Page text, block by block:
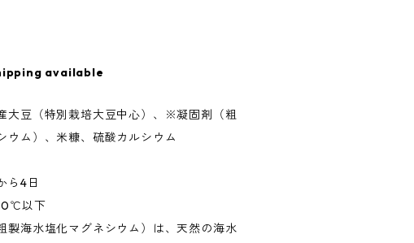
available
大豆（特別栽培大豆中心）、※凝固剤（粗
ウム）、米糠、硫酸カルシウム
ら4日
以下
製海水塩化マグネシウム）は、天然の海水